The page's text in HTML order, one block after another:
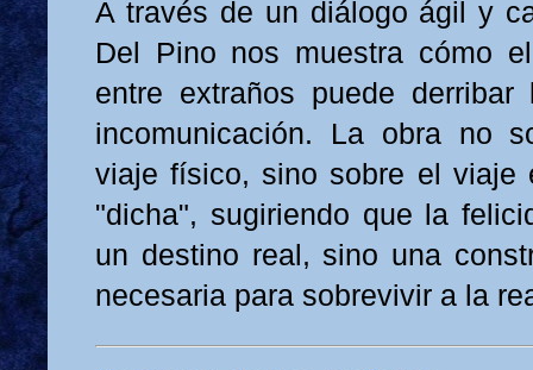
A través de un diálogo ágil y
Del Pino nos muestra cómo
entre extraños puede
incomunicación. La obra no
viaje físico, sino sobre el viaje
"dicha", sugiriendo que la
un destino real, sino una
necesaria para sobrevivir a la